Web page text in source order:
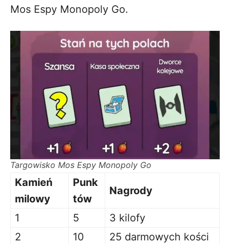
Mos Espy Monopoly Go.
Targowisko Mos Espy Monopoly Go
Kamień
milowy
Punk
tów
Nagrody
1 5
3 kilofy
2
10
25 darmowych kości